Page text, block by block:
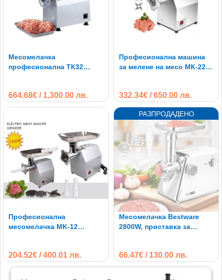
Месомелачка
професионална ТК32
664.68€ / 1,300.00 лв.
Професионална машина
за мелене на месо MК-22
332.34€ / 650.00 лв.
Професионална
месомелачка MK-12
204.52€ / 400.01 лв.
Месомелачка Bestware
2800W, приставка за
66.47€ / 130.00 лв.